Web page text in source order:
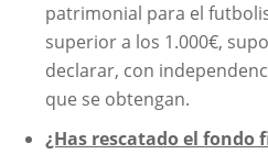
patrimonial para el
superior a los 1.000€,
declarar, con
que se obtengan.
¿Has rescatado el fondo